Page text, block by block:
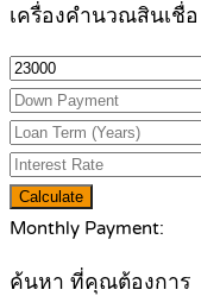
เครื่องคำนวณสินเชื่อ
Calculate
Monthly Payment:
ค้นหา ที่คุณต้องการ